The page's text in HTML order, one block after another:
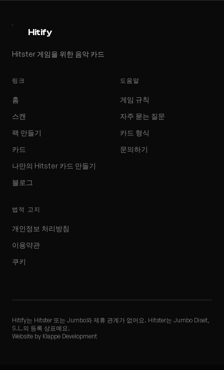
Hitify
Hitster 게임을 위한 음악 카드
링크
홈
스캔
팩 만들기
카드
나만의 Hitster 카드 만들기
블로그
도움말
게임 규칙
자주 묻는 질문
카드 형식
문의하기
법적 고지
개인정보 처리방침
이용약관
쿠키
Hitify는 Hitster 또는 Jumbo와 제휴 관계가 없어요. Hitster는 Jumbo Diset,
S.L.의 등록 상표예요.
Website by Klappe Development